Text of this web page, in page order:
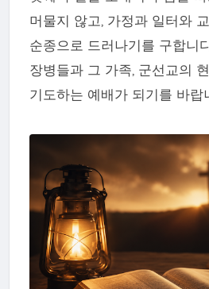
머물지 않고, 가정과 일터와
순종으로 드러나기를 구합니
장병들과 그 가족, 군선교의
기도하는 예배가 되기를 바랍